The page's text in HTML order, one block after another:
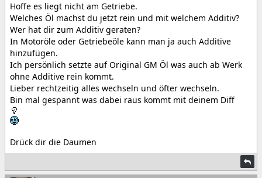
Hoffe es liegt nicht am Getriebe.
Welches Öl machst du jetzt rein und mit welchem Additiv?
Wer hat dir zum Additiv geraten?
In Motoröle oder Getriebeöle kann man ja auch Additive
hinzufügen.
Ich persönlich setzte auf Original GM Öl was auch ab Werk
ohne Additive rein kommt.
Lieber rechtzeitig alles wechseln und öfter wechseln.
Bin mal gespannt was dabei raus kommt mit deinem Diff
Drück dir die Daumen